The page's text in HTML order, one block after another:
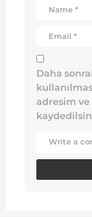
Daha
adresim ve